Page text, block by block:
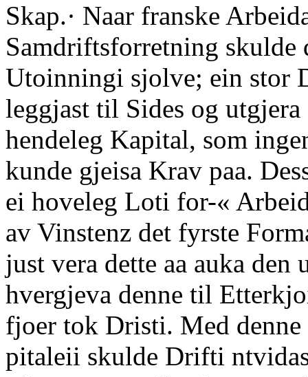
Skap.· Naar franske
Samdriftsforretning skulde
Utoinningi sjolve; ein stor
leggjast til Sides og
hendeleg Kapital, som
kunde gjeisa Krav paa.
ei hoveleg Loti for-«
av Vinstenz det fyrste
just vera dette aa auka den
hvergjeva denne til
fjoer tok Dristi. Med denne
pitaleii skulde Drifti